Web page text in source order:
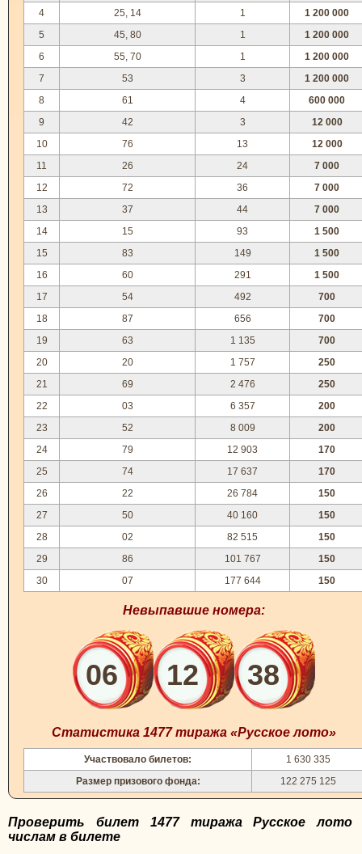
4 25, 14 1
1 200 000
5
45, 80 1
1 200 000
6
55, 70 1
1 200 000
7
53 3
1 200 000
8
61 4
600 000
9
42 3
12 000
10
76 13
12 000
11
26 24
7 000
12
72 36
7 000
13
37 44
7 000
14
15 93
1 500
15
83 149
1 500
16
60 291
1 500
17
54 492
700
18
87 656
700
19
63 1 135
700
20
20 1 757
250
21
69 2 476
250
22
03 6 357
200
23
52 8 009
200
24
79 12 903
170
25
74 17 637
170
26
22 26 784
150
27
50 40 160
150
28
02 82 515
150
29
86 101 767
150
30
07 177 644 150
Невыпавшие номера:
06 12 38
Статистика 1477 тиража «Русское лото»
Участвовало билетов:
1 630 335
Размер призового фонда:
122 275 125
Проверить билет 1477 тиража Русское лото
числам в билете